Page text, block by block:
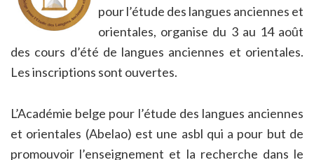
pour l’étude des langues anciennes et
orientales, organise du 3 au 14 août
des cours d’été de langues anciennes et orientales.
Les inscriptions sont ouvertes.
L’Académie belge pour l’étude des langues anciennes
et orientales (Abelao) est une asbl qui a pour but de
promouvoir l’enseignement et la recherche dans le